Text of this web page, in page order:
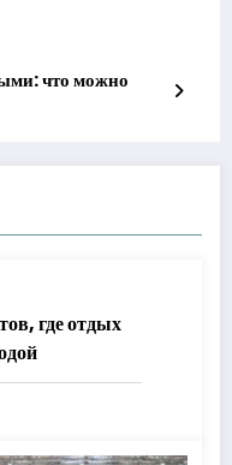
что можно
где отдых